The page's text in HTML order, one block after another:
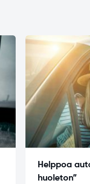
Helppoa
huoleton”